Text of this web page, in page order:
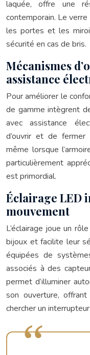
laquée, offre une
contemporain. Le
les portes et les
sécurité en cas de bris.
Mécanismes
assistance
Pour améliorer le
de gamme intègrent
avec assistance
d’ouvrir et de
même lorsque
particulièrement
est primordial.
Éclairage LED
mouvement
L’éclairage joue un
bijoux et facilite leur
équipées de
associés à des
permet d’illuminer
son ouverture,
chercher un interrupteur.